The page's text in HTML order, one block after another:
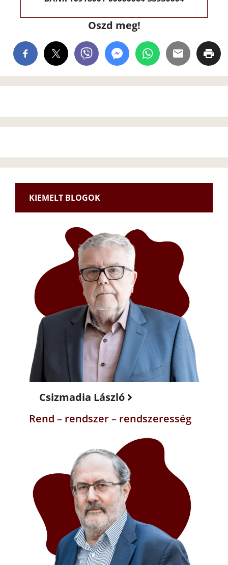
Oszd meg!
KIEMELT BLOGOK
Csizmadia László
Rend – rendszer – rendszeresség